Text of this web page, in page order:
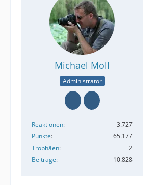
Michael Moll
Administrator
Reaktionen
3.727
Punkte
65.177
Trophäen
2
Beiträge
10.828